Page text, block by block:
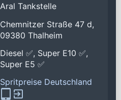
Aral Tankstelle
Chemnitzer Straße 47 d,
09380 Thalheim
Diesel ✅, Super E10 ✅,
Super E5 ✅
Spritpreise Deutschland